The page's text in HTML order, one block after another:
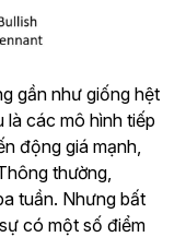
gần như giống hệt
là các mô hình tiếp
động giá mạnh,
thường,
tuần. Nhưng bất
có một số điểm